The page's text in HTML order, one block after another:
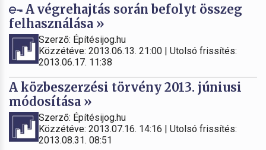
A végrehajtás során befolyt összeg
felhasználása »
Szerző: Építésijog.hu
Közzétéve: 2013.06.13. 21:00 | Utolsó frissítés:
2013.06.17. 11:38
A közbeszerzési törvény 2013. júniusi
módosítása »
Szerző: Építésijog.hu
Közzétéve: 2013.07.16. 14:16 | Utolsó frissítés:
2013.08.31. 08:51